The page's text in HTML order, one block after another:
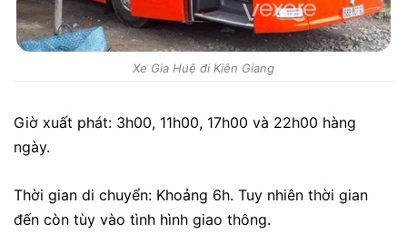
Xe Gia Huệ đi Kiên Giang
Giờ xuất phát: 3h00, 11h00, 17h00 và 22h00 hàng
ngày.
Thời gian di chuyển: Khoảng 6h. Tuy nhiên thời gian
đến còn tùy vào tình hình giao thông.